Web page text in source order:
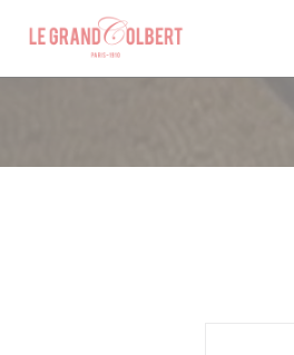
クッキー利用の管理について